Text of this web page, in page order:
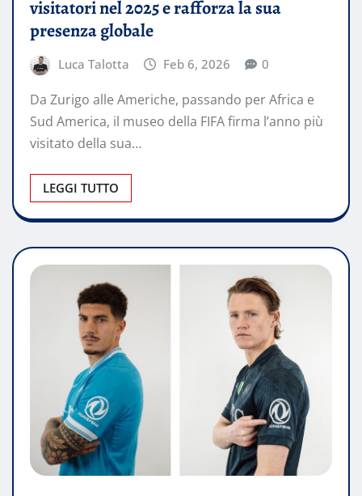
visitatori nel 2025 e rafforza la sua
presenza globale
Luca Talotta Feb 6, 2026 0
Da Zurigo alle Americhe, passando per Africa e
Sud America, il museo della FIFA firma l’anno più
visitato della sua…
LEGGI TUTTO